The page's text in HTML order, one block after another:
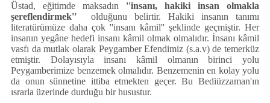
Üstad, eğitimde maksadın ''insanı, hakiki insan olmakla
şereflendirmek'' olduğunu belirtir. Hakiki insanın tanımı
literatürümüze daha çok ''insanı kâmil'' şeklinde geçmiştir. Her
insanın yegâne hedefi insanı kâmil olmak olmalıdır. İnsanı kâmil
vasfı da mutlak olarak Peygamber Efendimiz (s.a.v) de temerküz
etmiştir. Dolayısıyla insanı kâmil olmanın birinci yolu
Peygamberimize benzemek olmalıdır. Benzemenin en kolay yolu
da onun sünnetine ittiba etmekten geçer. Bu Bediüzzaman'ın
ısrarla üzerinde durduğu bir husustur.